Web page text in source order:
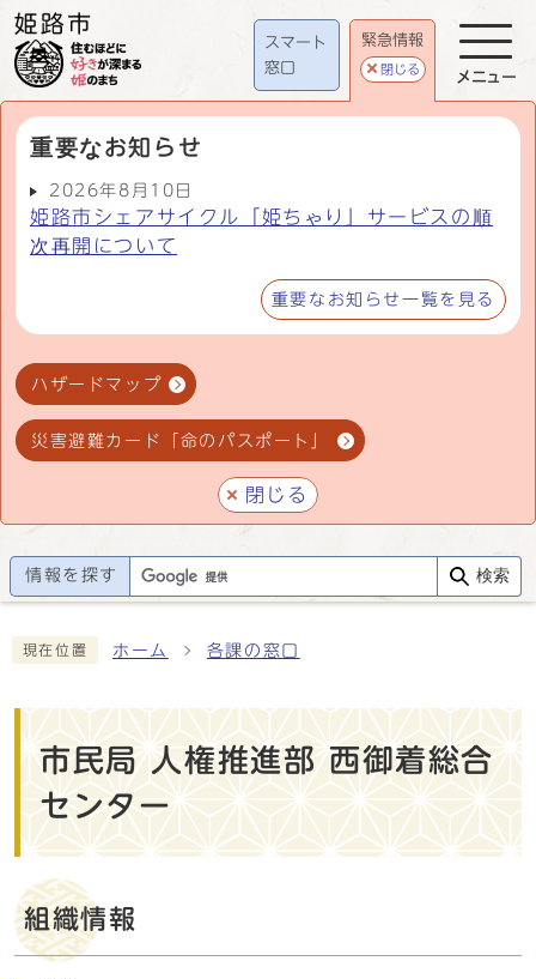
スマート
窓口
緊急情報
閉じる
重要なお知らせ
2026年8月10日
姫路市シェアサイクル「姫ちゃり」サービスの順
次再開について
重要なお知らせ一覧を見る
ハザードマップ
災害避難カード「命のパスポート」
閉じる
メニュー
情報を探す 検索
現在位置 ホーム 各課の窓口
市民局 人権推進部 西御着総合
センター
組織情報